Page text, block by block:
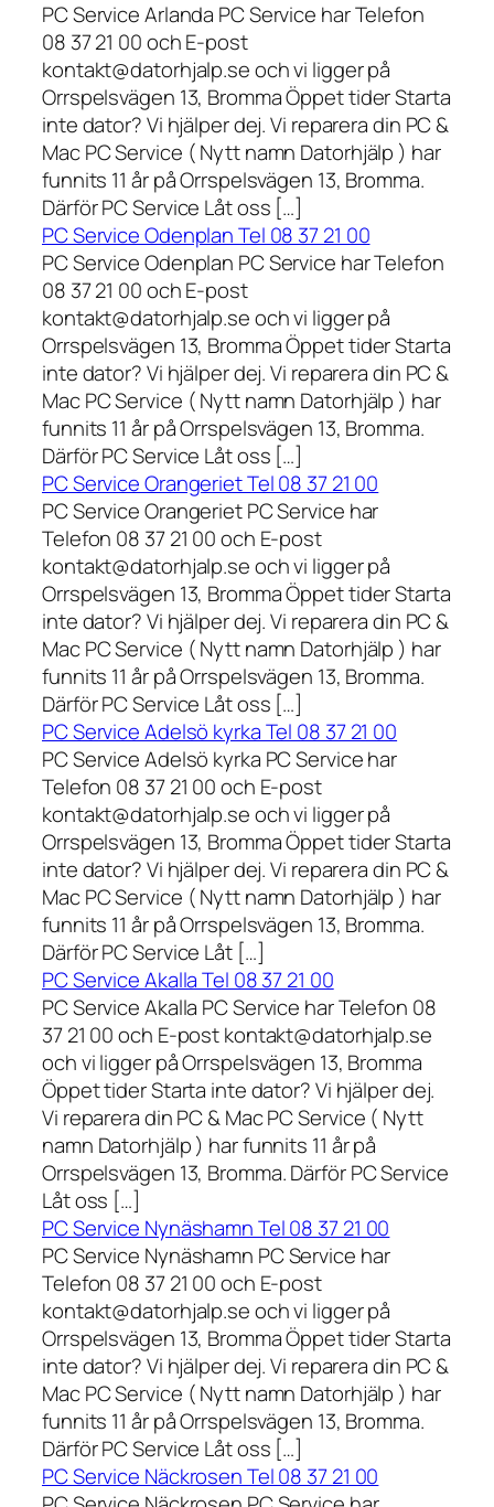
PC Service Arlanda PC Service har Telefon
08 37 21 00 och E-post
kontakt@datorhjalp.se och vi ligger på
Orrspelsvägen 13, Bromma Öppet tider Starta
inte dator? Vi hjälper dej. Vi reparera din PC &
Mac PC Service ( Nytt namn Datorhjälp ) har
funnits 11 år på Orrspelsvägen 13, Bromma.
Därför PC Service Låt oss […]
PC Service Odenplan Tel 08 37 21 00
PC Service Odenplan PC Service har Telefon
08 37 21 00 och E-post
kontakt@datorhjalp.se och vi ligger på
Orrspelsvägen 13, Bromma Öppet tider Starta
inte dator? Vi hjälper dej. Vi reparera din PC &
Mac PC Service ( Nytt namn Datorhjälp ) har
funnits 11 år på Orrspelsvägen 13, Bromma.
Därför PC Service Låt oss […]
PC Service Orangeriet Tel 08 37 21 00
PC Service Orangeriet PC Service har
Telefon 08 37 21 00 och E-post
kontakt@datorhjalp.se och vi ligger på
Orrspelsvägen 13, Bromma Öppet tider Starta
inte dator? Vi hjälper dej. Vi reparera din PC &
Mac PC Service ( Nytt namn Datorhjälp ) har
funnits 11 år på Orrspelsvägen 13, Bromma.
Därför PC Service Låt oss […]
PC Service Adelsö kyrka Tel 08 37 21 00
PC Service Adelsö kyrka PC Service har
Telefon 08 37 21 00 och E-post
kontakt@datorhjalp.se och vi ligger på
Orrspelsvägen 13, Bromma Öppet tider Starta
inte dator? Vi hjälper dej. Vi reparera din PC &
Mac PC Service ( Nytt namn Datorhjälp ) har
funnits 11 år på Orrspelsvägen 13, Bromma.
Därför PC Service Låt […]
PC Service Akalla Tel 08 37 21 00
PC Service Akalla PC Service har Telefon 08
37 21 00 och E-post kontakt@datorhjalp.se
och vi ligger på Orrspelsvägen 13, Bromma
Öppet tider Starta inte dator? Vi hjälper dej.
Vi reparera din PC & Mac PC Service ( Nytt
namn Datorhjälp ) har funnits 11 år på
Orrspelsvägen 13, Bromma. Därför PC Service
Låt oss […]
PC Service Nynäshamn Tel 08 37 21 00
PC Service Nynäshamn PC Service har
Telefon 08 37 21 00 och E-post
kontakt@datorhjalp.se och vi ligger på
Orrspelsvägen 13, Bromma Öppet tider Starta
inte dator? Vi hjälper dej. Vi reparera din PC &
Mac PC Service ( Nytt namn Datorhjälp ) har
funnits 11 år på Orrspelsvägen 13, Bromma.
Därför PC Service Låt oss […]
PC Service Näckrosen Tel 08 37 21 00